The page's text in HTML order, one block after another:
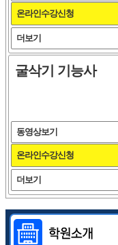
더보기
온라인수강신청
굴삭기 기능사
더보기
온라인수강신청
동영상보기